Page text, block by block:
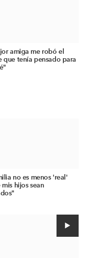
amiga me robó el
que tenía pensado para
no es menos 'real'
hijos sean